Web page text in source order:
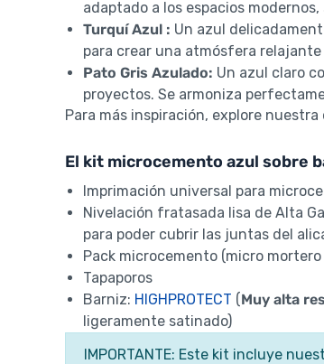
adaptado a los espacios
Turquí Azul : Un azul
para crear una atmósfera
Pato Gris Azulado: Un azul claro
proyectos. Se armoniza
Para más inspiración, explore
El kit microcemento azul sobre
Imprimación universal para
Nivelación fratasada lisa de Alta
para poder cubrir las juntas del
Pack microcemento (micro
Tapaporos
Barniz: HIGHPROTECT (Muy alta
ligeramente satinado)
IMPORTANTE: Este kit incluye